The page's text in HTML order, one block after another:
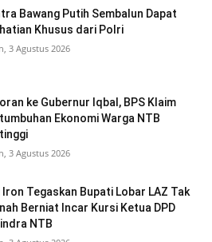
Bawang Putih Sembalun Dapat
Khusus dari Polri
3 Agustus 2026
ke Gubernur Iqbal, BPS Klaim
Ekonomi Warga NTB
3 Agustus 2026
Iron Tegaskan Bupati Lobar LAZ Tak
Berniat Incar Kursi Ketua DPD
NTB